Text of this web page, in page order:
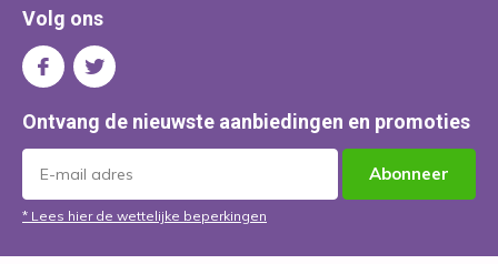
Volg ons
Ontvang de nieuwste aanbiedingen en promoties
Abonneer
* Lees hier de wettelijke beperkingen